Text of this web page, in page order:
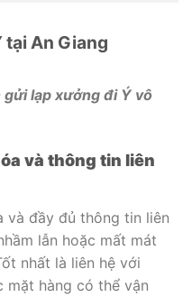
An Giang
lạp xưởng đi Ý vô
và thông tin liên
và đầy đủ thông tin liên
lẫn hoặc mất mát
nhất là liên hệ với
hàng có thể vận